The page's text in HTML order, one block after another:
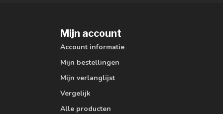
Mijn account
Account informatie
Mijn bestellingen
Mijn verlanglijst
Vergelijk
Alle producten